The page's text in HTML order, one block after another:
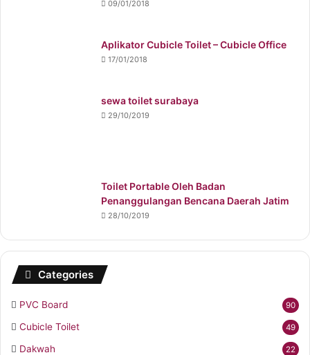
09/01/2018
Aplikator Cubicle Toilet – Cubicle Office
17/01/2018
sewa toilet surabaya
29/10/2019
Toilet Portable Oleh Badan
Penanggulangan Bencana Daerah Jatim
28/10/2019
Categories
PVC Board 90
Cubicle Toilet 49
Dakwah 22